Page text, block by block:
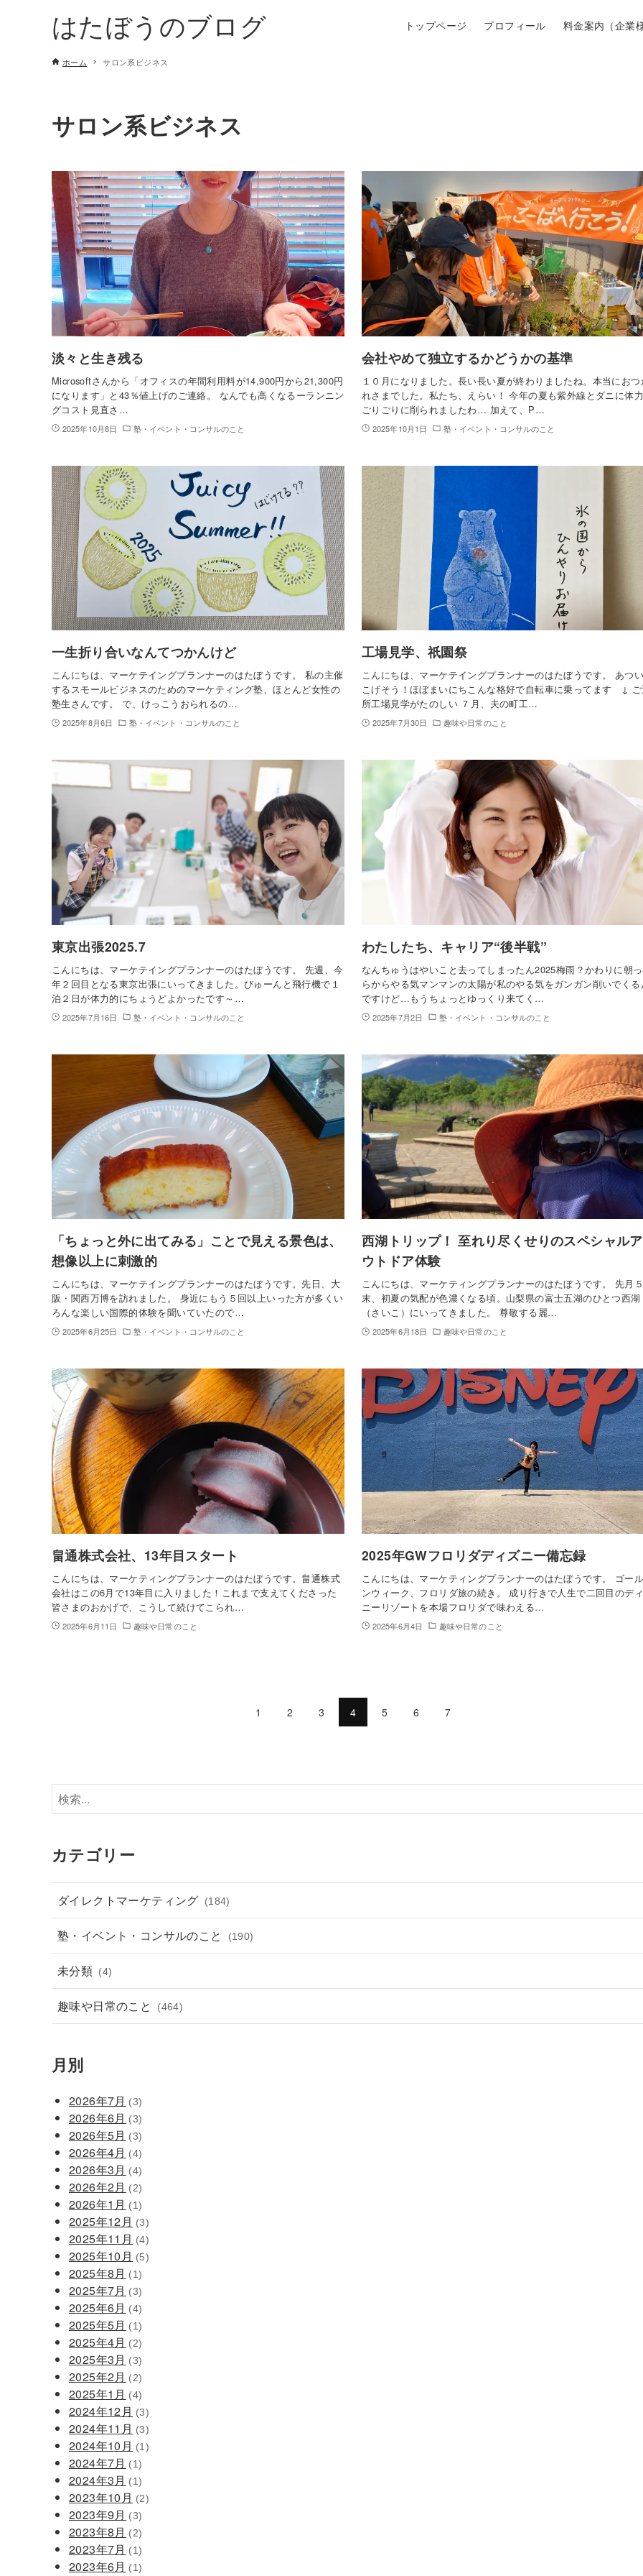
はたぼうのブログ トップページ プロフィール 料金案内（企業
ホーム サロン系ビジネス
サロン系ビジネス
淡々と生き残る
Microsoftさんから「オフィスの年間利用料が14,900円から21,300円
になります」と43％値上げのご連絡。 なんでも高くなるーランニン
グコスト見直さ…
2025年10月8日 塾・イベント・コンサルのこと
会社やめて独立するかどうかの基準
１０月になりました。長い長い夏が終わりましたね。本当におつ
れさまでした。私たち、えらい！ 今年の夏も紫外線とダニに体
ごりごりに削られましたわ… 加えて、P…
2025年10月1日 塾・イベント・コンサルのこと
一生折り合いなんてつかんけど
こんにちは、マーケテイングプランナーのはたぼうです。 私の主催
するスモールビジネスのためのマーケティング塾、ほとんど女性の
塾生さんです。 で、けっこうおられるの…
2025年8月6日 塾・イベント・コンサルのこと
工場見学、祇園祭
こんにちは、マーケテイングプランナーのはたぼうです。 あつ
こげそう！ほぼまいにちこんな格好で自転車に乗ってます ↓
所工場見学がたのしい ７月、夫の町工…
2025年7月30日 趣味や日常のこと
東京出張2025.7
こんにちは、マーケテイングプランナーのはたぼうです。 先週、今
年２回目となる東京出張にいってきました。びゅーんと飛行機で１
泊２日が体力的にちょうどよかったです～…
2025年7月16日 塾・イベント・コンサルのこと
わたしたち、キャリア“後半戦”
なんちゅうはやいこと去ってしまったん2025梅雨？かわりに朝
らからやる気マンマンの太陽が私のやる気をガンガン削いでくる
ですけど…もうちょっとゆっくり来てく…
2025年7月2日 塾・イベント・コンサルのこと
「ちょっと外に出てみる」ことで見える景色は、
想像以上に刺激的
こんにちは、マーケテイングプランナーのはたぼうです。先日、大
阪・関西万博を訪れました。 身近にもう５回以上いった方が多くい
ろんな楽しい国際的体験を聞いていたので…
2025年6月25日 塾・イベント・コンサルのこと
西湖トリップ！ 至れり尽くせりのスペシャルア
ウトドア体験
こんにちは、マーケティングプランナーのはたぼうです。 先月
末、初夏の気配が色濃くなる頃。山梨県の富士五湖のひとつ西湖
（さいこ）にいってきました。 尊敬する麗…
2025年6月18日 趣味や日常のこと
畠通株式会社、13年目スタート
こんにちは、マーケティングプランナーのはたぼうです。畠通株式
会社はこの6月で13年目に入りました！これまで支えてくださった
皆さまのおかげで、こうして続けてこられ…
2025年6月11日 趣味や日常のこと
2025年GWフロリダディズニー備忘録
こんにちは、マーケティングプランナーのはたぼうです。 ゴー
ンウィーク、フロリダ旅の続き。 成り行きで人生で二回目のデ
ニーリゾートを本場フロリダで味わえる…
2025年6月4日 趣味や日常のこと
1 2 3 4 5 6 7
カテゴリー
ダイレクトマーケティング (184)
塾・イベント・コンサルのこと (190)
未分類 (4)
趣味や日常のこと (464)
月別
2026年7月 (3)
2026年6月 (3)
2026年5月 (3)
2026年4月 (4)
2026年3月 (4)
2026年2月 (2)
2026年1月 (1)
2025年12月 (3)
2025年11月 (4)
2025年10月 (5)
2025年8月 (1)
2025年7月 (3)
2025年6月 (4)
2025年5月 (1)
2025年4月 (2)
2025年3月 (3)
2025年2月 (2)
2025年1月 (4)
2024年12月 (3)
2024年11月 (3)
2024年10月 (1)
2024年7月 (1)
2024年3月 (1)
2023年10月 (2)
2023年9月 (3)
2023年8月 (2)
2023年7月 (1)
2023年6月 (1)